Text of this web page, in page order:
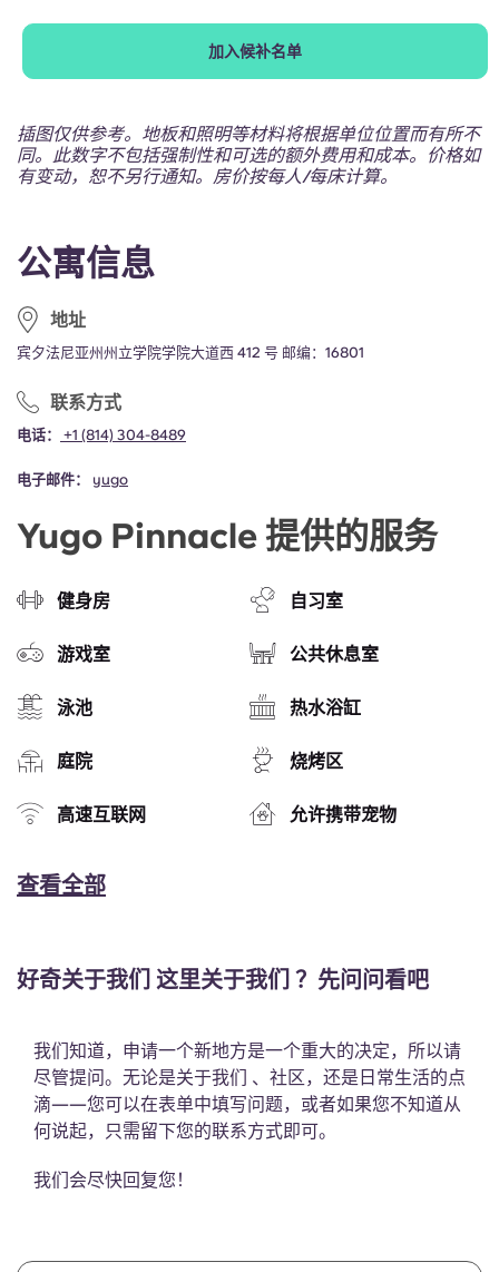
Italian
公寓信息
地址
宾夕法尼亚州州立学院学院大道西 412 号 邮编：16801
联系方式
电话： +1 (814) 304-8489
电子邮件： yugo
Yugo Pinnacle 提供的服务
健身房 自习室
游戏室 公共休息室
泳池 热水浴缸
庭院 烧烤区
高速互联网 允许携带宠物
查看全部
加入候补名单
插图仅供参考。地板和照明等材料将根据单位位置而有所不
同。此数字不包括强制性和可选的额外费用和成本。价格如
有变动，恕不另行通知。房价按每人/每床计算。
好奇关于我们 这里关于我们 ？先问问看吧
我们知道，申请一个新地方是一个重大的决定，所以请
尽管提问。无论是关于我们 、社区，还是日常生活的点
滴——您可以在表单中填写问题，或者如果您不知道从
何说起，只需留下您的联系方式即可。
我们会尽快回复您！